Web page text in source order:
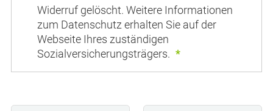
Widerruf gelöscht. Weitere Informationen
zum Datenschutz erhalten Sie auf der
Webseite Ihres zuständigen
Sozialversicherungsträgers. *